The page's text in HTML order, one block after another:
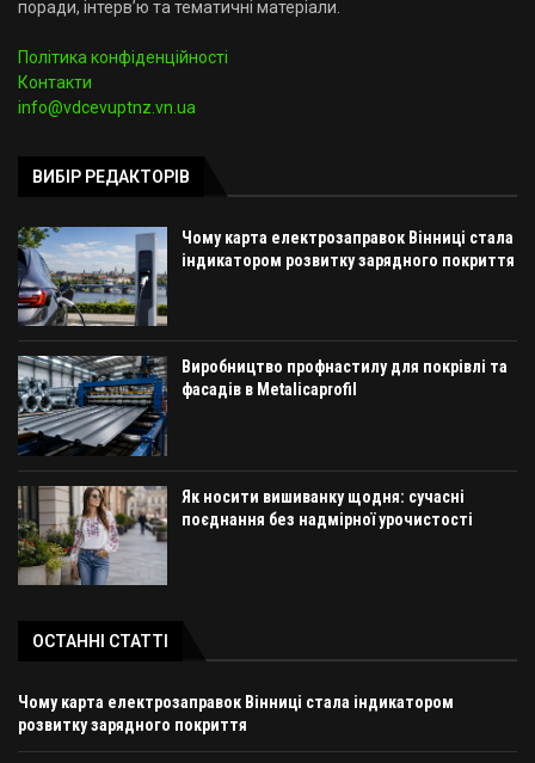
поради, інтерв’ю та тематичні матеріали.
Політика конфіденційності
Контакти
info@vdcevuptnz.vn.ua
ВИБІР РЕДАКТОРІВ
Чому карта електрозаправок Вінниці стала
індикатором розвитку зарядного покриття
Виробництво профнастилу для покрівлі та
фасадів в Metalicaprofil
Як носити вишиванку щодня: сучасні
поєднання без надмірної урочистості
ОСТАННІ СТАТТІ
Чому карта електрозаправок Вінниці стала індикатором
розвитку зарядного покриття